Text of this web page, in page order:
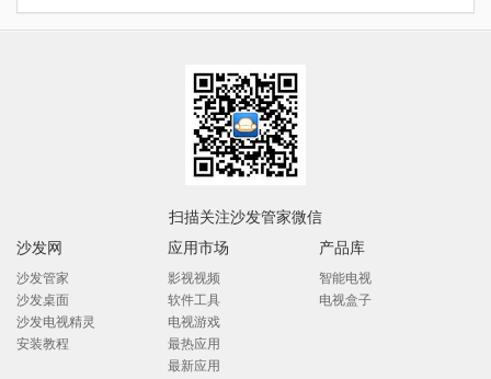
应用
扫描关注沙发管家微信
沙发网
沙发管家
沙发桌面
沙发电视精灵
安装教程
应用市场
影视视频
软件工具
电视游戏
最热应用
最新应用
产品库
智能电视
电视盒子